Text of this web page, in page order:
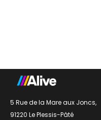
5 Rue de la Mare aux Joncs,
91220 Le Plessis-Pâté